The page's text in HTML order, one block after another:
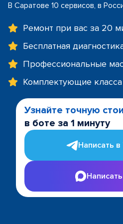
В Саратове 10 сервисов, в
Ремонт при вас за 20
Бесплатная
Профессиональные
Комплектующие класса
Узнайте точную
в боте за 1 минуту
Написать